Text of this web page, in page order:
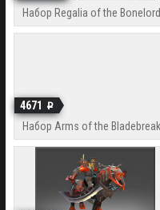
Набор Regalia of the Bonelord
4671